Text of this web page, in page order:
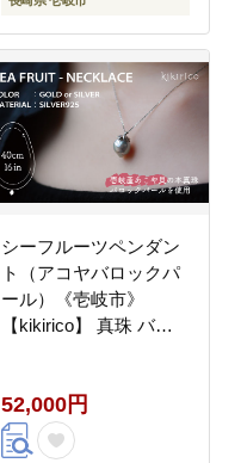
シーフルーツペンダン
ト（アコヤバロックパ
ール）《壱岐市》
【kikirico】 真珠 バロ
52000 52000円
52,000円